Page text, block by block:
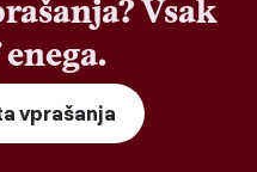
Vsak
enega.
vprašanja